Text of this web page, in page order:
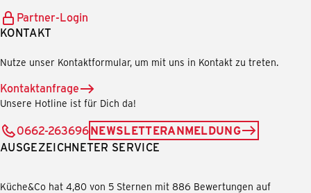
Partner-Login
KONTAKT
Nutze unser Kontaktformular, um mit uns in Kontakt zu treten.
Kontaktanfrage
Unsere Hotline ist für Dich da!
0662-263696NEWSLETTERANMELDUNG
AUSGEZEICHNETER SERVICE
Küche&Co hat 4,80 von 5 Sternen mit 886 Bewertungen auf